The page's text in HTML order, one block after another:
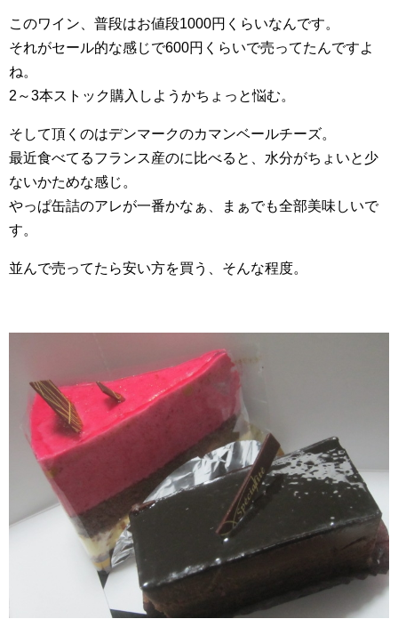
このワイン、普段はお値段1000円くらいなんです。
それがセール的な感じで600円くらいで売ってたんですよ
ね。
2～3本ストック購入しようかちょっと悩む。
そして頂くのはデンマークのカマンベールチーズ。
最近食べてるフランス産のに比べると、水分がちょいと少
ないかためな感じ。
やっぱ缶詰のアレが一番かなぁ、まぁでも全部美味しいで
す。
並んで売ってたら安い方を買う、そんな程度。